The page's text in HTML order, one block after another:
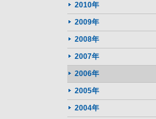
2010年
2009年
2008年
2007年
2006年
2005年
2004年